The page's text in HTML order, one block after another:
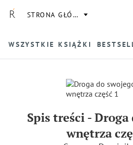
STRONA GŁÓWNA
WSZYSTKIE KSIĄŻKI
Spis treści-Droga
wnętrza